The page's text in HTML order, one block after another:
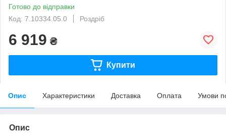
Готово до відправки
Код: 7.10334.05.0
Роздріб
6 919 ₴
Купити
Опис Характеристики Доставка Оплата Умови
Опис